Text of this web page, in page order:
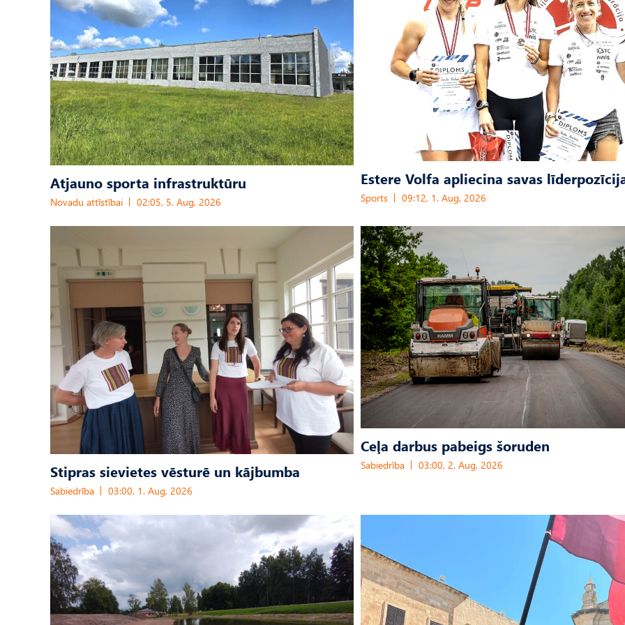
Atjauno sporta infrastruktūru
Novadu attīstībai 02:05, 5. Aug, 2026
Estere Volfa apliecina savas
Sports 09:12, 1. Aug, 2026
Stipras sievietes vēsturē un kājbumba
Sabiedrība 03:00, 1. Aug, 2026
Ceļa darbus pabeigs šoruden
Sabiedrība 03:00, 2. Aug, 2026